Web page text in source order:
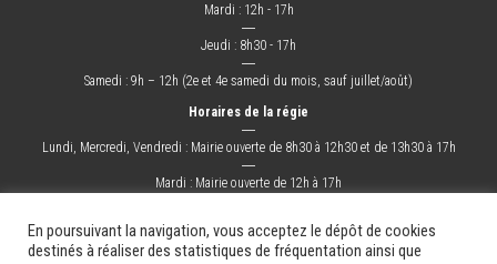
Mardi : 12h - 17h
―
Jeudi : 8h30 - 17h
―
Samedi : 9h – 12h (2e et 4e samedi du mois, sauf juillet/août)
Horaires de la régie
―
Lundi, Mercredi, Vendredi : Mairie ouverte de 8h30 à 12h30 et de 13h30 à 17h
―
Mardi : Mairie ouverte de 12h à 17h
En poursuivant la navigation, vous acceptez le dépôt de cookies
destinés à réaliser des statistiques de fréquentation ainsi que